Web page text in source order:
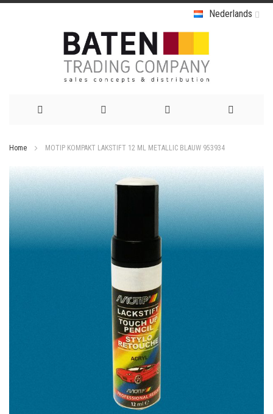
Nederlands
de
inhoud
Home MOTIP KOMPAKT LAKSTIFT 12 ML METALLIC BLAUW 953934
Ga
naar
het
einde
van
de